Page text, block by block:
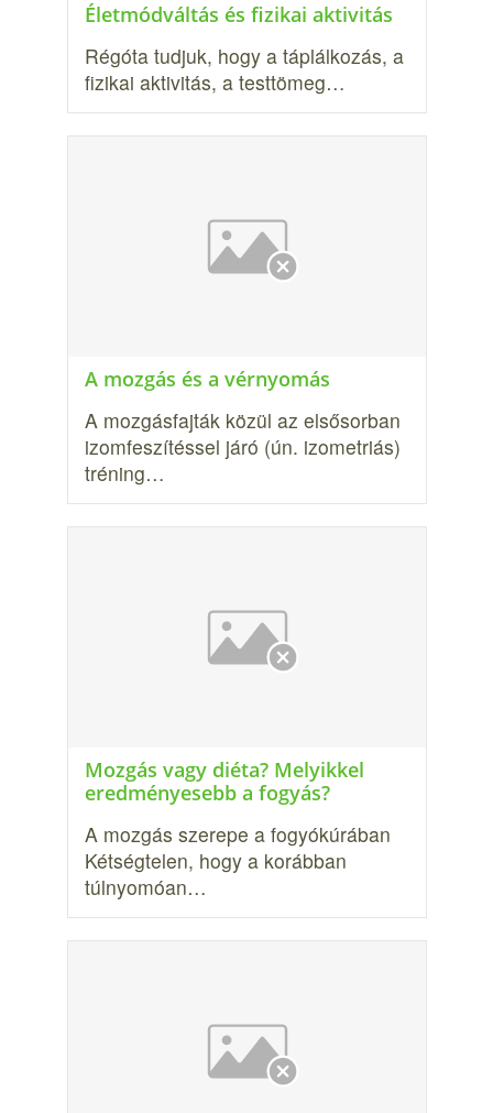
Életmódváltás és fizikai aktivitás
Régóta tudjuk, hogy a táplálkozás, a
fizikai aktivitás, a testtömeg…
A mozgás és a vérnyomás
A mozgásfajták közül az elsősorban
izomfeszítéssel járó (ún. izometriás)
tréning…
Mozgás vagy diéta? Melyikkel
eredményesebb a fogyás?
A mozgás szerepe a fogyókúrában
Kétségtelen, hogy a korábban
túlnyomóan…